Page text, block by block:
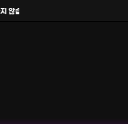
니다.